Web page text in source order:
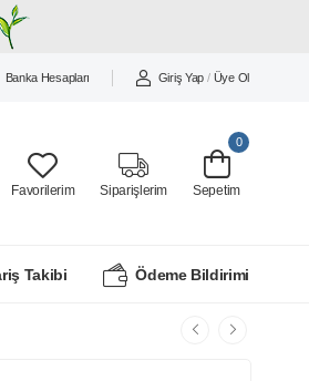
Banka Hesapları Giriş Yap / Üye Ol
Favorilerim Siparişlerim
0
Sepetim
Takibi Ödeme Bildirimi